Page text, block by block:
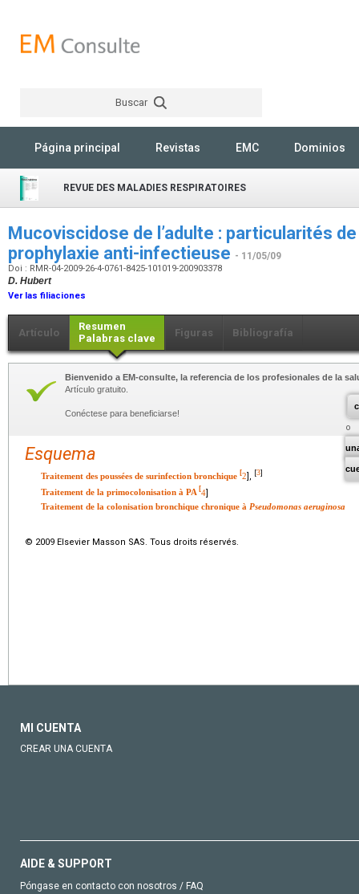
Buscar
Página principal Revistas EMC Dominios
REVUE DES MALADIES RESPIRATOIRES
Mucoviscidose de l’adulte : particularités
prophylaxie anti-infectieuse - 11/05/09
Doi : RMR-04-2009-26-4-0761-8425-101019-200903378
D. Hubert
Ver las filiaciones
Artículo
Resumen
Palabras clave
Figuras Bibliografía
Bienvenido a EM-consulte, la referencia de los profesionales de la
Artículo gratuito.
Conéctese para beneficiarse!
Esquema
Traitement des poussées de surinfection bronchique [2], [3]
Traitement de la primocolonisation à PA 4]
Traitement de la colonisation bronchique chronique à Pseudomonas aeruginosa
© 2009 Elsevier Masson SAS. Tous droits réservés.
MI CUENTA
CREAR UNA CUENTA
AIDE & SUPPORT
Póngase en contacto con nosotros / FAQ